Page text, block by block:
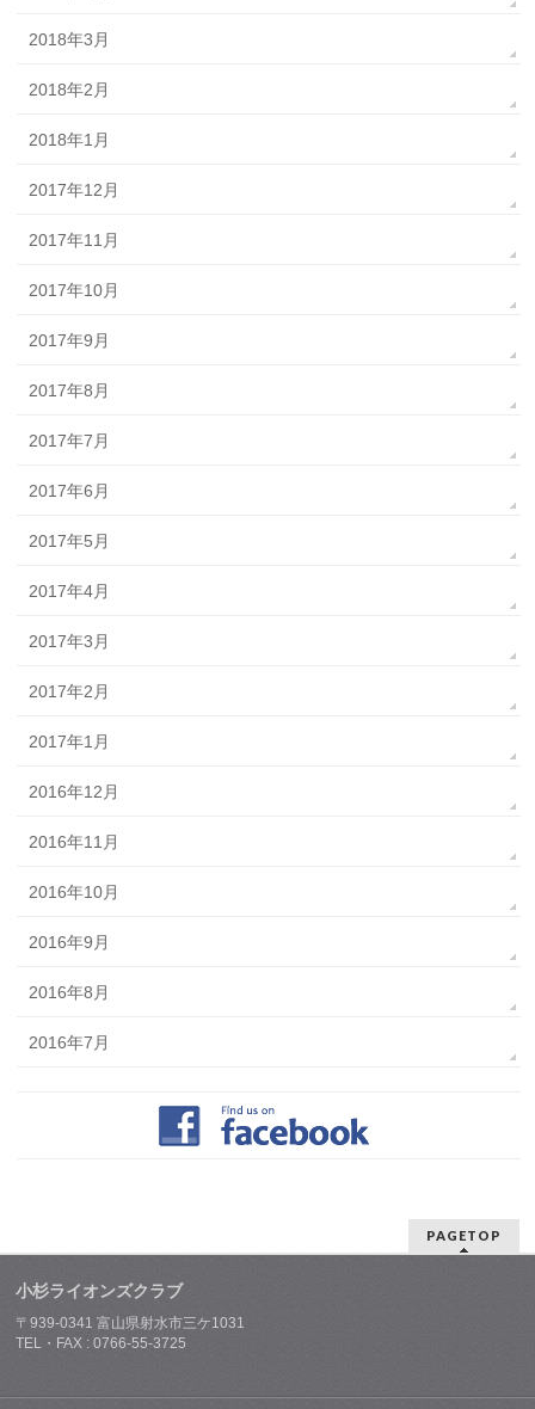
2018年3月
2018年2月
2018年1月
2017年12月
2017年11月
2017年10月
2017年9月
2017年8月
2017年7月
2017年6月
2017年5月
2017年4月
2017年3月
2017年2月
2017年1月
2016年12月
2016年11月
2016年10月
2016年9月
2016年8月
2016年7月
PAGETOP
小杉ライオンズクラブ
〒939-0341 富山県射水市三ケ1031
TEL・FAX : 0766-55-3725